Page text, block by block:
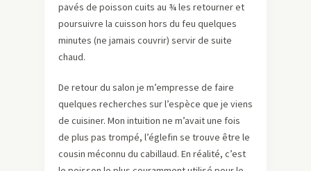
pavés de poisson cuits au ¾ les retourner et
poursuivre la cuisson hors du feu quelques
minutes (ne jamais couvrir) servir de suite
chaud.
De retour du salon je m’empresse de faire
quelques recherches sur l’espèce que je viens
de cuisiner. Mon intuition ne m’avait une fois
de plus pas trompé, l’églefin se trouve être le
cousin méconnu du cabillaud. En réalité, c’est